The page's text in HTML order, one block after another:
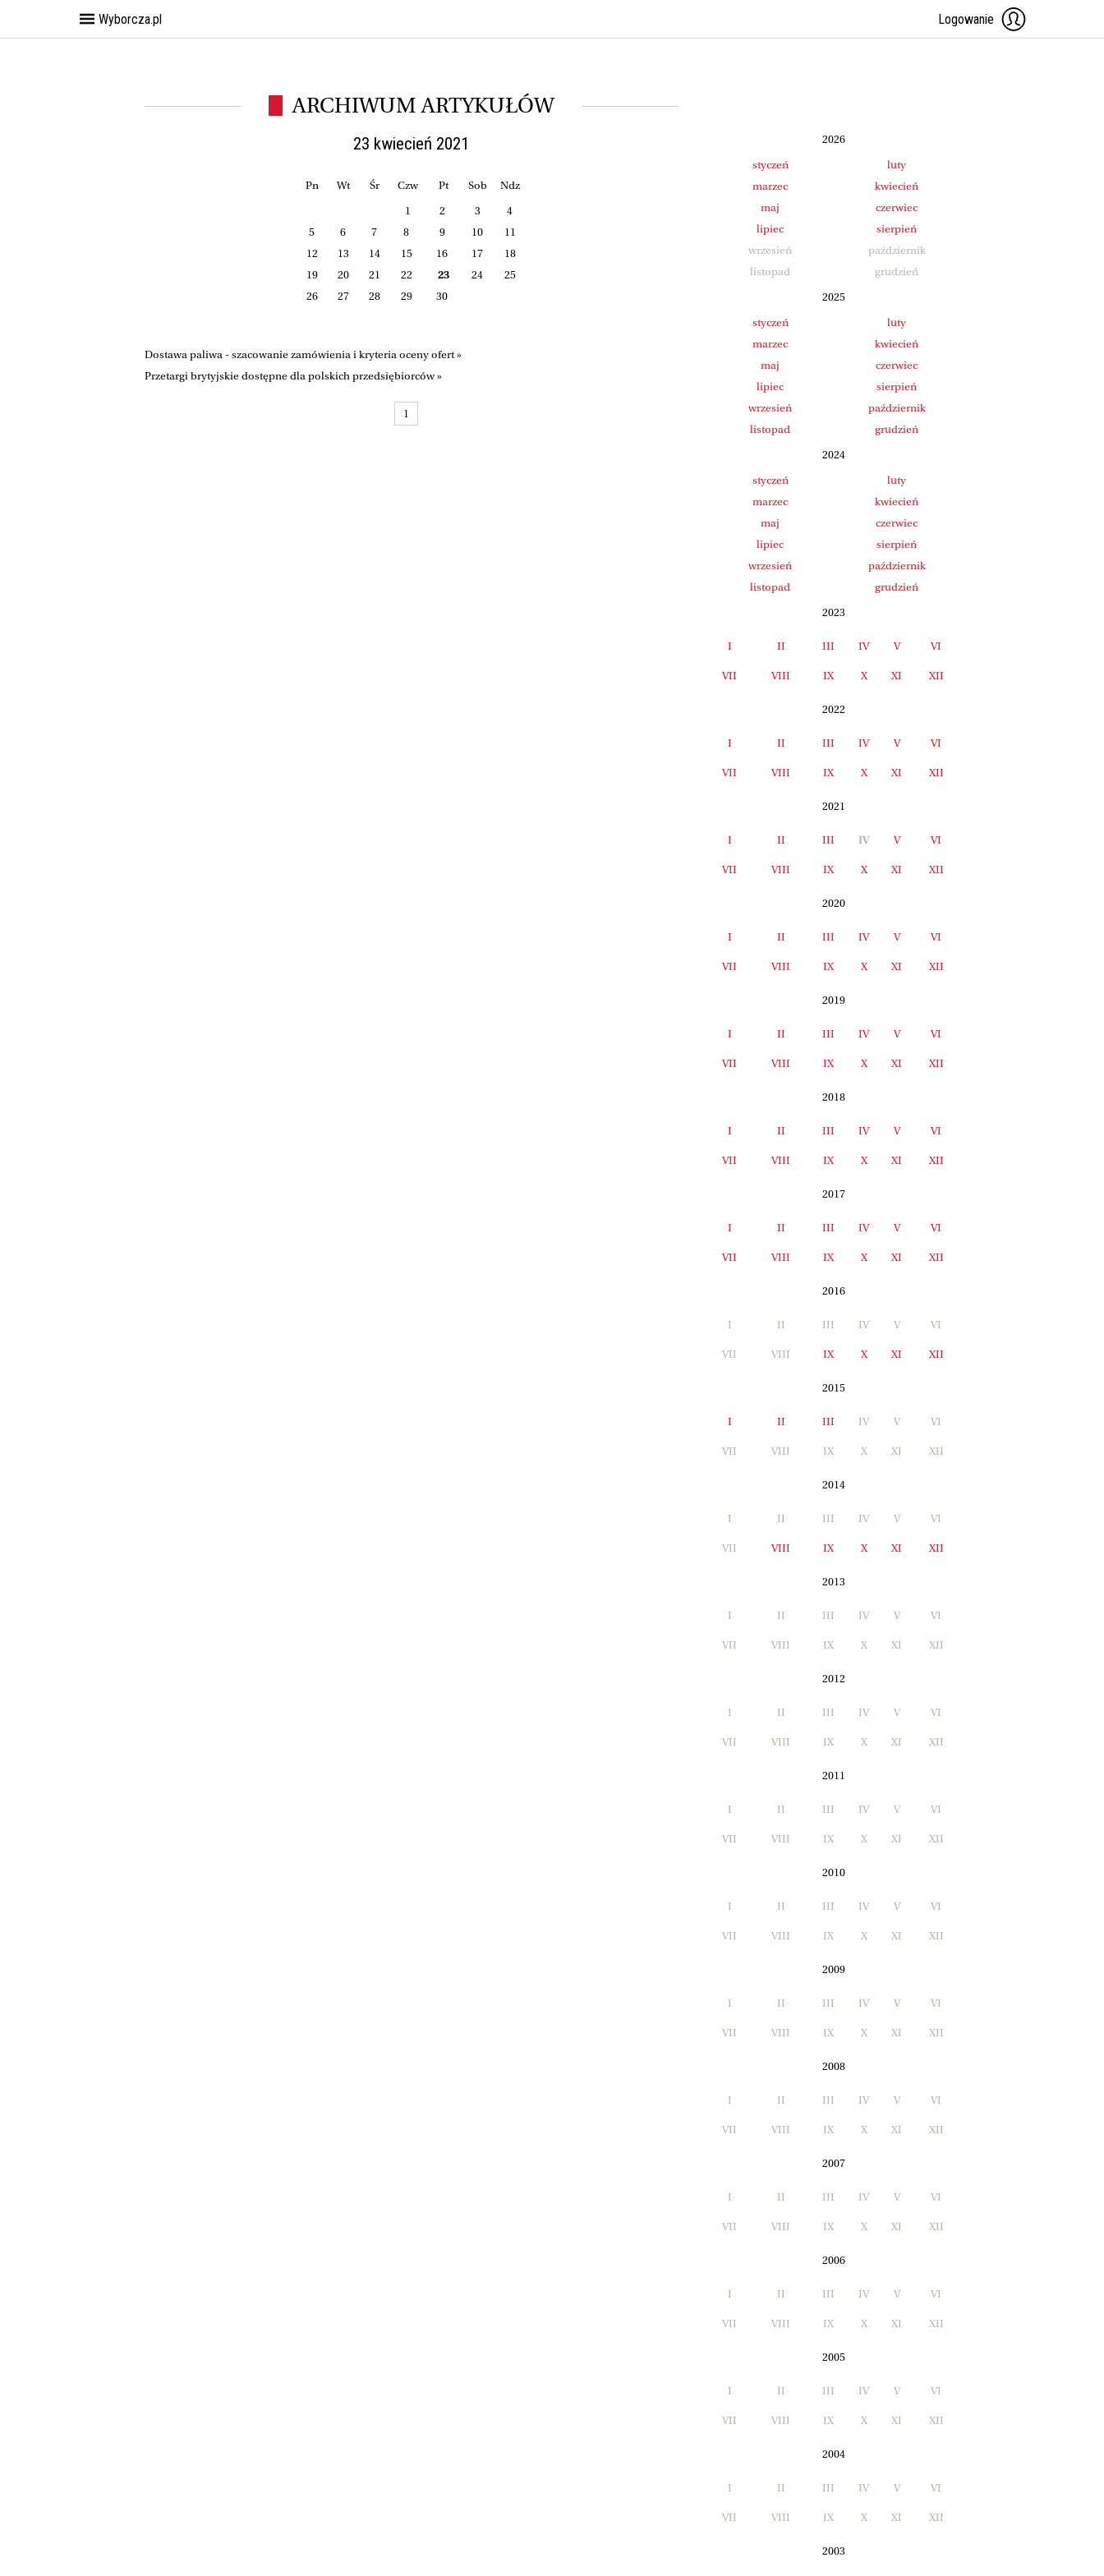
Wyborcza.pl Logowanie
ARCHIWUM ARTYKUŁÓW
23 kwiecień 2021
Pn Wt Śr Czw Pt Sob Ndz
1 2 3
4
5
6 7 8 9 10
11
12
13 14 15 16 17
18
19
20 21 22 23 24
25
26
27 28 29 30
Dostawa paliwa - szacowanie zamówienia i kryteria oceny ofert »
Przetargi brytyjskie dostępne dla polskich przedsiębiorców »
1
2026
styczeń
luty
marzec
kwiecień
maj
czerwiec
lipiec
sierpień
wrzesień
październik
listopad
grudzień
2025
styczeń
luty
marzec
kwiecień
maj
czerwiec
lipiec
sierpień
wrzesień
październik
listopad
grudzień
2024
styczeń
luty
marzec
kwiecień
maj
czerwiec
lipiec
sierpień
wrzesień
październik
listopad
grudzień
2023
I II III IV V VI
VII VIII IX X XI XII
2022
I II III IV V VI
VII VIII IX X XI XII
2021
I II III IV V VI
VII VIII IX X XI XII
2020
I II III IV V VI
VII VIII IX X XI XII
2019
I II III IV V VI
VII VIII IX X XI XII
2018
I II III IV V VI
VII VIII IX X XI XII
2017
I II III IV V VI
VII VIII IX X XI XII
2016
I II III IV V VI
VII VIII IX X XI XII
2015
I II III IV V VI
VII VIII IX X XI XII
2014
I II III IV V VI
VII VIII IX X XI XII
2013
I II III IV V VI
VII VIII IX X XI XII
2012
I II III IV V VI
VII VIII IX X XI XII
2011
I II III IV V VI
VII VIII IX X XI XII
2010
I II III IV V VI
VII VIII IX X XI XII
2009
I II III IV V VI
VII VIII IX X XI XII
2008
I II III IV V VI
VII VIII IX X XI XII
2007
I II III IV V VI
VII VIII IX X XI XII
2006
I II III IV V VI
VII VIII IX X XI XII
2005
I II III IV V VI
VII VIII IX X XI XII
2004
I II III IV V VI
VII VIII IX X XI XII
2003